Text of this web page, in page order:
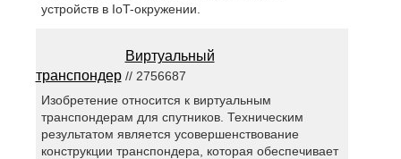
устройств в IoT-окружении.
Виртуальный
транспондер// 2756687
Изобретение относится к виртуальным
транспондерам для спутников. Техническим
результатом является усовершенствование
конструкции транспондера, которая обеспечивает